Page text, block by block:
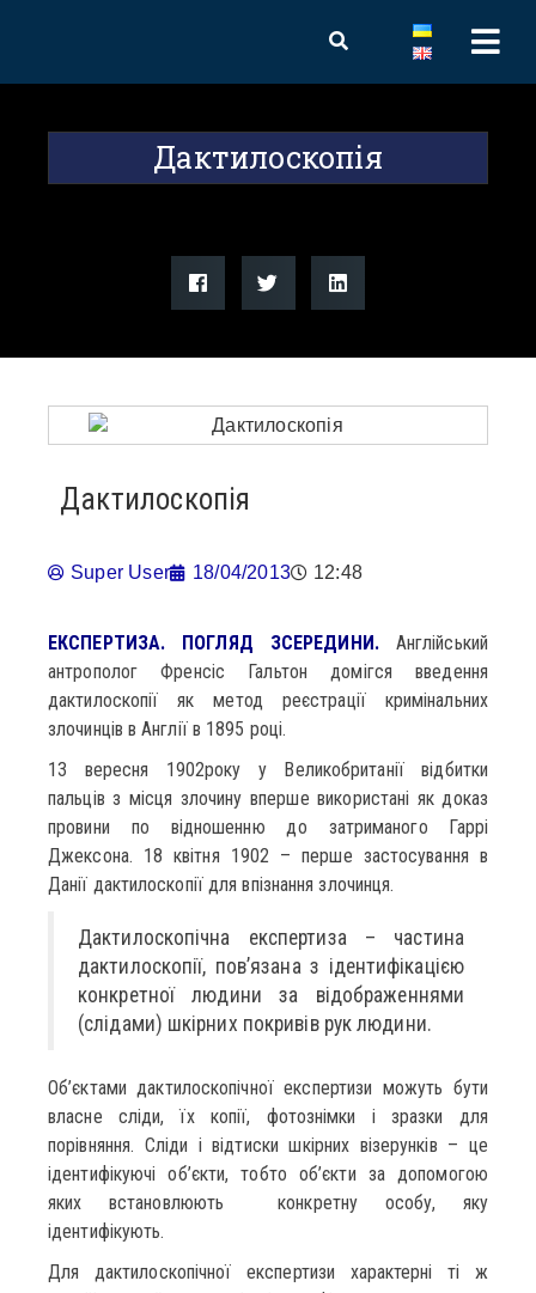
Дактилоскопія
Дактилоскопія
Super User 18/04/2013 12:48
ЕКСПЕРТИЗА. ПОГЛЯД ЗСЕРЕДИНИ.Англійський
антрополог Френсіс Гальтон домігся введення
дактилоскопії як метод реєстрації кримінальних
злочинців в Англії в 1895 році.
13 вересня 1902року у Великобританії відбитки
пальців з місця злочину вперше використані як доказ
провини по відношенню до затриманого Гаррі
Джексона. 18 квітня 1902 – перше застосування в
Данії дактилоскопії для впізнання злочинця.
Дактилоскопічна експертиза – частина
дактилоскопії, пов’язана з ідентифікацією
конкретної людини за відображеннями
(слідами) шкірних покривів рук людини.
Об’єктами дактилоскопічної експертизи можуть бути
власне сліди, їх копії, фотознімки і зразки для
порівняння. Сліди і відтиски шкірних візерунків – це
ідентифікуючі об’єкти, тобто об’єкти за допомогою
яких встановлюють конкретну особу, яку
ідентифікують.
Для дактилоскопічної експертизи характерні ті ж